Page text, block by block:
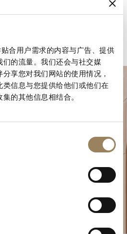
合用户需求的内容与广告、提供
的流量。我们还会与社交媒
享您对我们网站的使用情况，
信息与您提供给他们或他们在
的其他信息相结合。